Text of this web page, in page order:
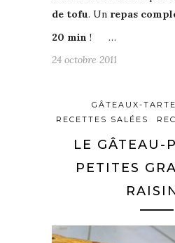
de tofu. Un repas
20 min !
…
24 octobre 2011
GÂTEAUX-
RECETTES SALÉES
LE GÂTEAU-
PETITES